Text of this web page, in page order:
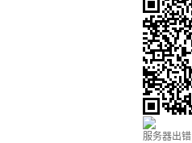
服务器出错